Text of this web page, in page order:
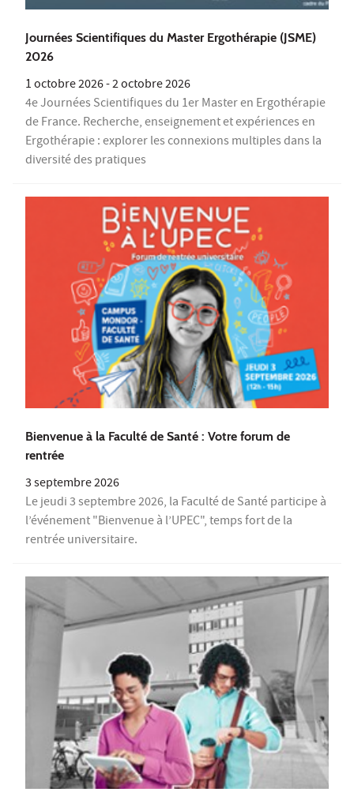
Journées Scientifiques du Master Ergothérapie (JSME)
2026
1 octobre 2026-2 octobre 2026
4e Journées Scientifiques du 1er Master en Ergothérapie
de France. Recherche, enseignement et expériences en
Ergothérapie : explorer les connexions multiples dans la
diversité des pratiques
Bienvenue à la Faculté de Santé : Votre forum de
rentrée
3 septembre 2026
Le jeudi 3 septembre 2026, la Faculté de Santé participe à
l’événement "Bienvenue à l’UPEC", temps fort de la
rentrée universitaire.